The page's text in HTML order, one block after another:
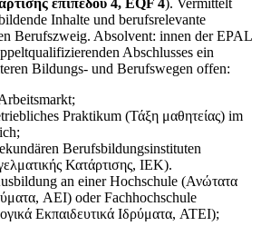
επιπέδου 4, EQF 4). Vermittelt
Inhalte und berufsrelevante
Berufszweig. Absolvent: innen der EPAL
Abschlusses ein
Bildungs- und Berufswegen offen:
Praktikum (Τάξη μαθητείας) im
Berufsbildungsinstituten
Κατάρτισης, IEK).
an einer Hochschule (Ανώτατα
AEI) oder Fachhochschule
Εκπαιδευτικά Ιδρύματα, ATEI);